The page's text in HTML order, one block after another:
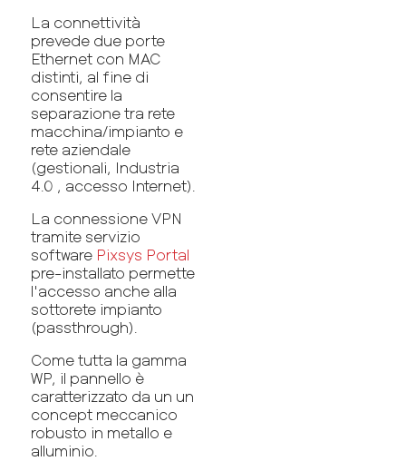
La connettività
prevede due porte
Ethernet con MAC
distinti, al fine di
consentire la
separazione tra rete
macchina/impianto e
rete aziendale
(gestionali, Industria
4.0 , accesso Internet).
La connessione VPN
tramite servizio
software Pixsys Portal
pre-installato permette
l'accesso anche alla
sottorete impianto
(passthrough).
Come tutta la gamma
WP, il pannello è
caratterizzato da un un
concept meccanico
robusto in metallo e
alluminio.